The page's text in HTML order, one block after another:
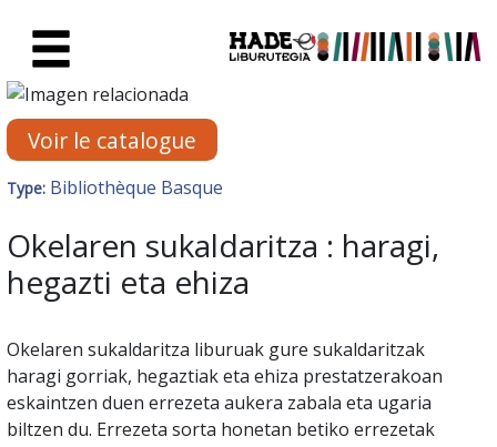
Fiche de Nouveaux Livres -
Voir le catalogue
Type: Bibliothèque Basque
Okelaren sukaldaritza : haragi,
hegazti eta ehiza
Okelaren sukaldaritza liburuak gure sukaldaritzak
haragi gorriak, hegaztiak eta ehiza prestatzerakoan
eskaintzen duen errezeta aukera zabala eta ugaria
biltzen du. Errezeta sorta honetan betiko errezetak